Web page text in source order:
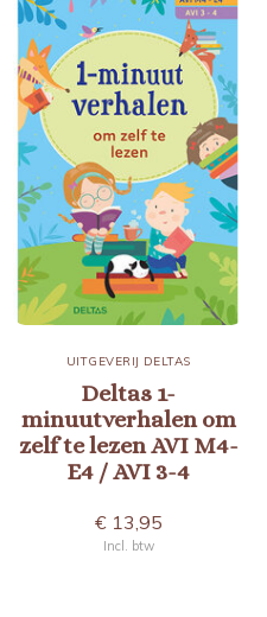
UITGEVERIJ DELTAS
Deltas 1-
minuutverhalen om
zelf te lezen AVI M4-
E4 / AVI 3-4
€ 13,95
Incl. btw